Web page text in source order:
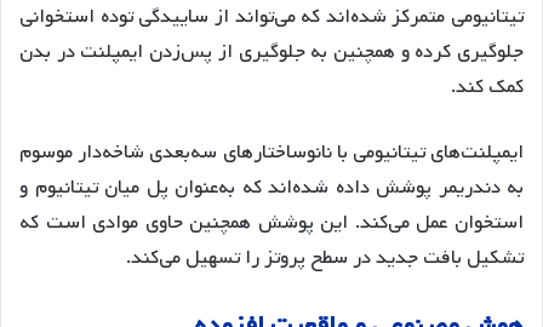
تیتانیومی متمرکز شده‌اند که می‌تواند از ساییدگی توده استخوانی
جلوگیری کرده و همچنین به جلوگیری از پس‌زدن ایمپلنت در بدن
کمک کند.
ایمپلنت‌های تیتانیومی با نانوساختارهای سه‌بعدی شاخه‌دار موسوم
به دندریمر پوشش داده شده‌اند که به‌عنوان پل میان تیتانیوم و
استخوان عمل می‌کند. این پوشش همچنین حاوی موادی است که
تشکیل بافت جدید در سطح پروتز را تسهیل می‌کند.